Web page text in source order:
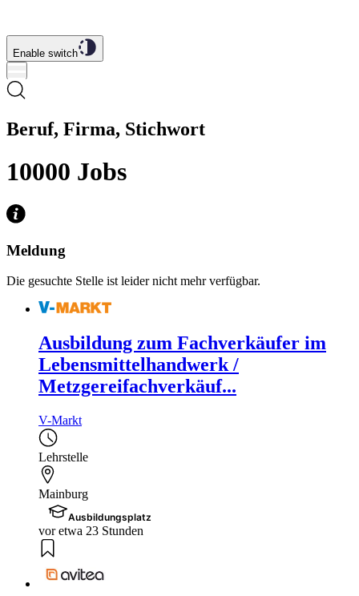
Enable switch
Beruf, Firma, Stichwort
10000 Jobs
Meldung
Die gesuchte Stelle ist leider nicht mehr verfügbar.
Ausbildung zum Fachverkäufer im
Lebensmittelhandwerk /
Metzgereifachverkäuf...
V-Markt
Lehrstelle
Mainburg
Ausbildungsplatz
vor etwa 23 Stunden